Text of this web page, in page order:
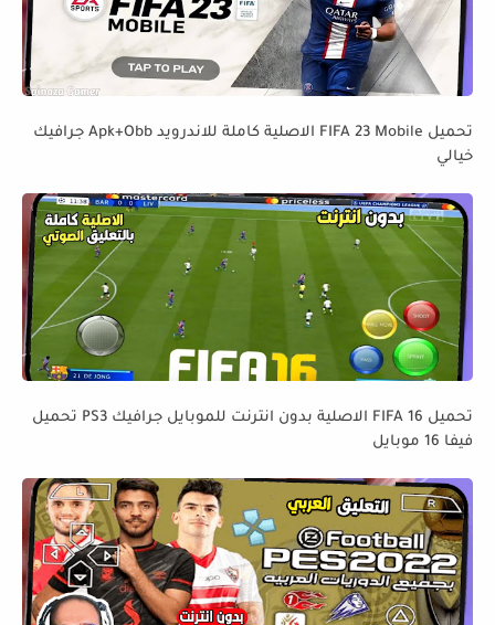
تحميل FIFA 23 Mobile الاصلية كاملة للاندرويد Apk+Obb جرافيك
خيالي
تحميل FIFA 16 الاصلية بدون انترنت للموبايل جرافيك PS3 تحميل
فيفا 16 موبايل